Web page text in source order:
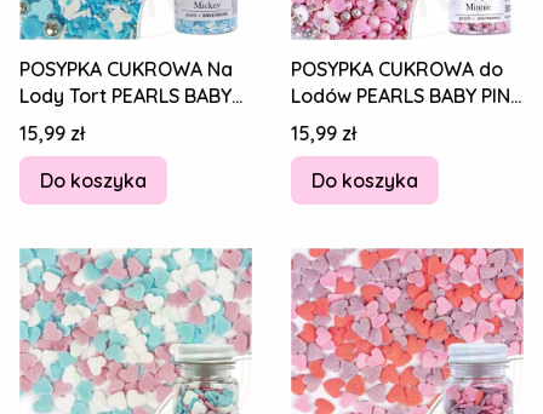
POSYPKA CUKROWA Na
Lody Tort PEARLS BABY
BLUE MICKEY Myszka Miki
MIX 70g
Cena
15,99 zł
Do koszyka
POSYPKA CUKROWA do
Lodów PEARLS BABY PINK
MINNIE Myszka Miki
RÓŻOWY MIX 70g
Cena
15,99 zł
Do koszyka